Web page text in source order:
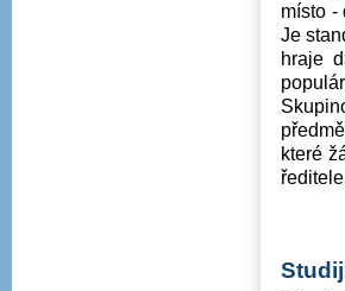
místo -
Je
hraje
které